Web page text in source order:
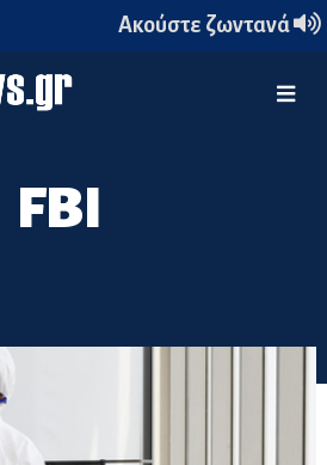
Ακούστε ζωντανά
FBI